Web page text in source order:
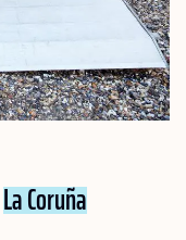
La Coruña